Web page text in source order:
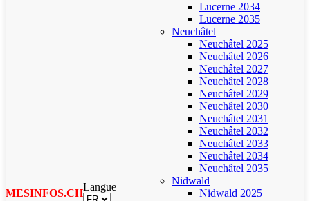
MESINFOS.CH
Langue
Lucerne 2034
Lucerne 2035
Neuchâtel
Neuchâtel 2025
Neuchâtel 2026
Neuchâtel 2027
Neuchâtel 2028
Neuchâtel 2029
Neuchâtel 2030
Neuchâtel 2031
Neuchâtel 2032
Neuchâtel 2033
Neuchâtel 2034
Neuchâtel 2035
Nidwald
Nidwald 2025